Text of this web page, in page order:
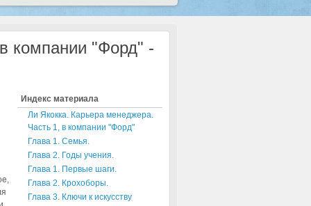
компании "Форд" -
Индекс материала
Ли Якокка. Карьера менеджера.
Часть 1, в компании "Форд"
Глава 1. Семья.
Глава 2. Годы учения.
Глава 1. Первые шаги.
Глава 2. Крохоборы.
Глава 3. Ключи к искусству